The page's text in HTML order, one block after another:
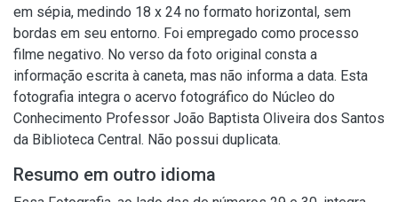
em sépia, medindo 18 x 24 no formato horizontal, sem
bordas em seu entorno. Foi empregado como processo
filme negativo. No verso da foto original consta a
informação escrita à caneta, mas não informa a data. Esta
fotografia integra o acervo fotográfico do Núcleo do
Conhecimento Professor João Baptista Oliveira dos Santos
da Biblioteca Central. Não possui duplicata.
Resumo em outro idioma